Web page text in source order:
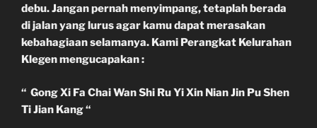
debu. Jangan pernah menyimpang, tetaplah berada
di jalan yang lurus agar kamu dapat merasakan
kebahagiaan selamanya. Kami Perangkat Kelurahan
Klegen mengucapakan :
“ Gong Xi Fa Chai Wan Shi Ru Yi Xin Nian Jin Pu Shen
Ti Jian Kang “